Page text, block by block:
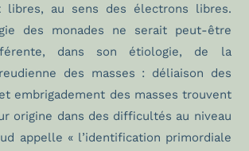
libres, au sens des électrons libres.
des monades ne serait peut-être
dans son étiologie, de la
des masses : déliaison des
embrigadement des masses trouvent
origine dans des difficultés au niveau
appelle « l’identification primordiale